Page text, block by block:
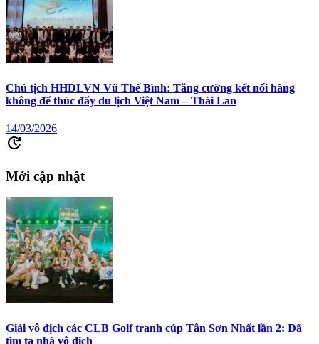
Chủ tịch HHDLVN Vũ Thế Bình: Tăng cường kết nối hàng
không để thúc đẩy du lịch Việt Nam – Thái Lan
14/03/2026
update
Mới cập nhật
Giải vô địch các CLB Golf tranh cúp Tân Sơn Nhất lần 2: Đã
tìm ta nhà vô địch